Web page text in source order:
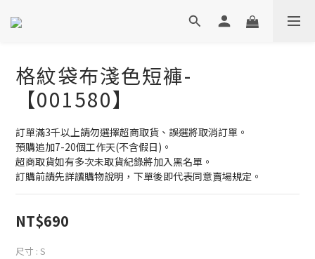
格紋袋布淺色短褲-
【001580】
訂單滿3千以上請勿選擇超商取貨、誤選將取消訂單。
預購追加7-20個工作天(不含假日)。
超商取貨如有多次未取貨紀錄將加入黑名單。
訂購前請先詳讀購物說明，下單後即代表同意賣場規定。
NT$690
尺寸 : S